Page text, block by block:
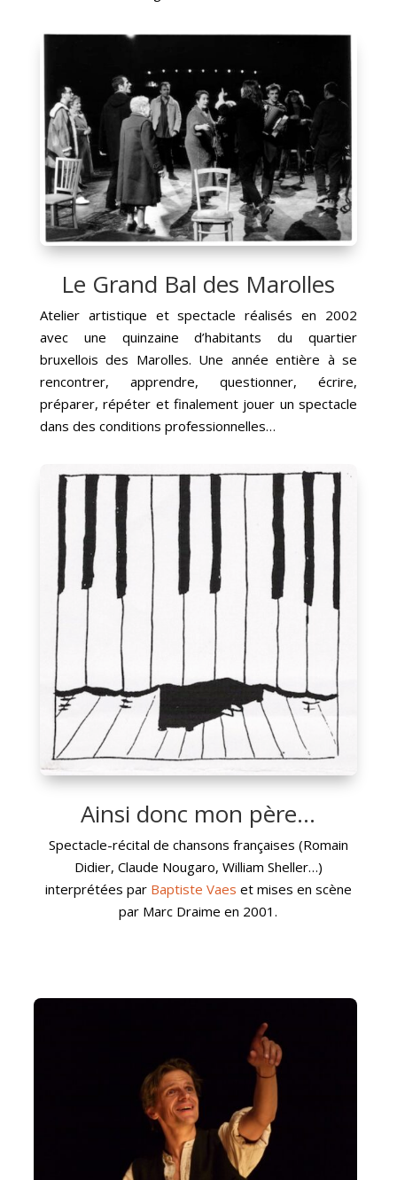
Le Grand Bal des Marolles
Atelier artistique et spectacle réalisés en 2002
avec une quinzaine d’habitants du quartier
bruxellois des Marolles. Une année entière à se
rencontrer, apprendre, questionner, écrire,
préparer, répéter et finalement jouer un spectacle
dans des conditions professionnelles…
Ainsi donc mon père…
Spectacle-récital de chansons françaises (Romain
Didier, Claude Nougaro, William Sheller…)
interprétées par Baptiste Vaes et mises en scène
par Marc Draime en 2001.